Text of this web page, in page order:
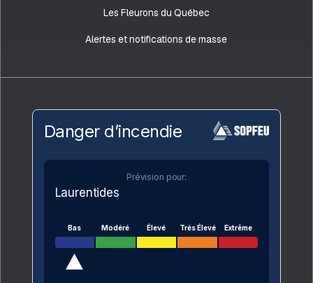
Les Fleurons du Québec
Alertes et notifications de masse
Danger d’incendie
Prévision pour:
Laurentides
Bas Modéré Élevé Très Élevé Extrême